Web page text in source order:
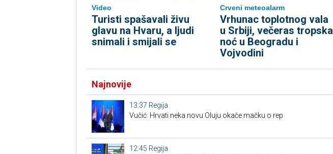
Video
Turisti spašavali živu
glavu na Hvaru, a ljudi
snimali i smijali se
Crveni meteoalarm
Vrhunac toplotnog vala
u Srbiji, večeras tropska
noć u Beogradu i
Vojvodini
Najnovije
13:37 Regija
Vučić: Hrvati neka novu Oluju okače mačku o rep
12:45 Regija